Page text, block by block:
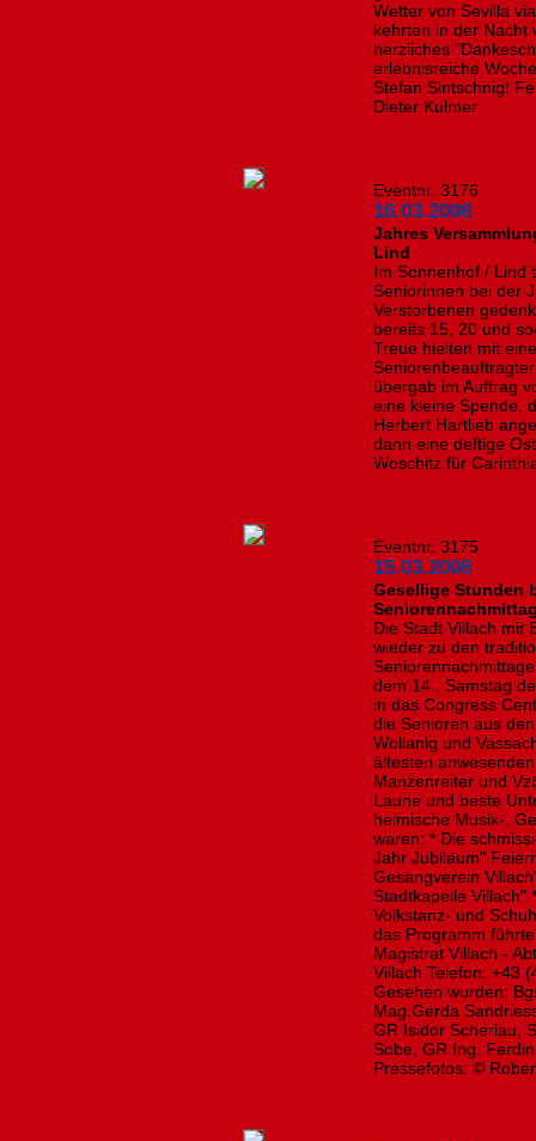
Wetter von Sevilla
kehrten in der Nacht
herzliches
erlebnisreiche
Stefan Sintschnig!
Dieter Kulmer
Eventnr. 3176
16.03.2008
Jahres
Lind
Im Sonnenhof / Lind
Seniorinnen bei der
Verstorbenen
bereits 15, 20 und
Treue hielten mit
übergab im Auftrag
eine kleine Spende,
Herbert Hartlieb
dann eine deftige
Woschitz für
Eventnr. 3175
15.03.2008
Gesellige Stunden
Die Stadt Villach mit
wieder zu den
dem 14., Samstag
in das Congress
die Senioren aus
Wollanig und
ältesten
Manzenreiter und
Laune und beste
heimische Musik-,
waren: * Die
Jahr Jubiläum"
Gesangverein
Stadtkapelle Villach"
Volkstanz- und
das Programm
Magistrat Villach -
Villach Telefon: +43
Gesehen wurden:
Mag.Gerda
GR Isidor Scheriau,
Sobe, GR Ing.
Pressefotos: ©